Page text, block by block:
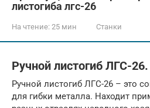
листогиба лгс-26
На чтение: 25 мин Станки
Ручной листогиб ЛГС-26.
Ручной листогиб ЛГС-26 – это
для гибки металла. Находит